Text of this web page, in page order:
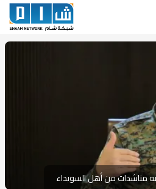
مناشدات من أهل السويداء